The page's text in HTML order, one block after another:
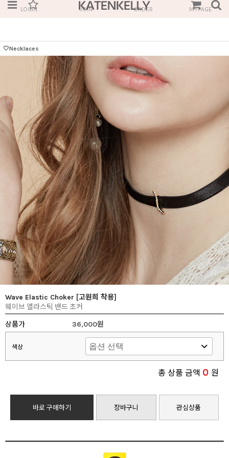
LOGIN JOIN ORDER MYPAGE
🤍Necklaces
Wave Elastic Choker [고원희 착용]
웨이브 엘라스틱 밴드 초커
상품가
36,000원
색상
총 상품 금액 0 원
바로 구매하기 장바구니 관심상품